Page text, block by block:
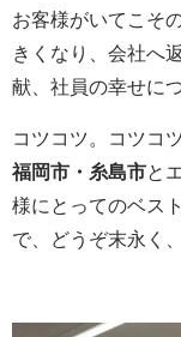
お客様がいてこそ
きくなり、会社へ
献、社員の幸せに
コツコツ。コツコ
福岡市・糸島市と
様にとってのベス
で、どうぞ末永く